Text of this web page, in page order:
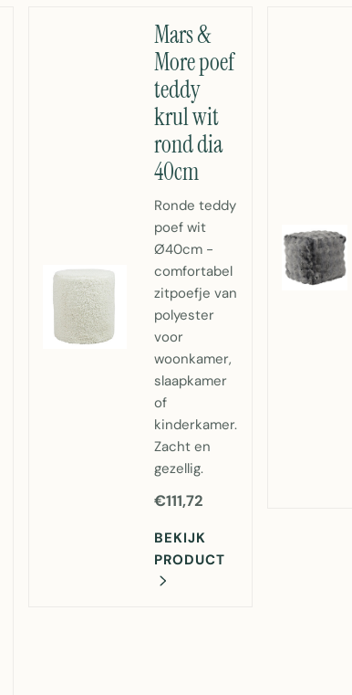
Mars &
More poef
teddy
krul wit
rond dia
40cm
Ronde teddy
poef wit
Ø40cm -
comfortabel
zitpoefje van
polyester
voor
woonkamer,
slaapkamer
of
kinderkamer.
Zacht en
gezellig.
€111,72
BEKIJK
PRODUCT